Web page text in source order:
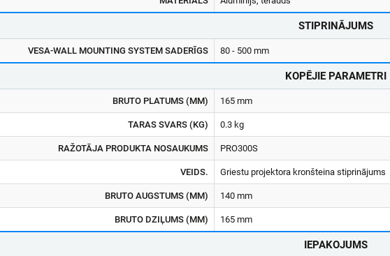
STIPRINĀJUMS
VESA-WALL MOUNTING SYSTEM SADERĪGS 80 - 500 mm
KOPĒJIE PARAMETRI
BRUTO PLATUMS (MM) 165 mm
TARAS SVARS (KG) 0.3 kg
RAŽOTĀJA PRODUKTA NOSAUKUMS PRO300S
VEIDS. Griestu projektora kronšteina stiprinājums
BRUTO AUGSTUMS (MM) 140 mm
BRUTO DZIĻUMS (MM) 165 mm
IEPAKOJUMS